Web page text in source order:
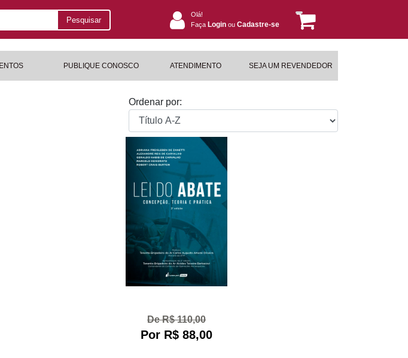
Pesquisar
Olá!
Faça Login ou Cadastre-se
PUBLIQUE CONOSCO ATENDIMENTO SEJA UM REVENDEDOR
Ordenar por:
De R$ 110,00
Por R$ 88,00